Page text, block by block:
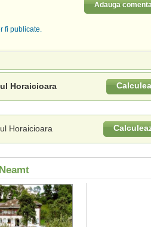
Adauga
fi publicate.
Horaicioara
Horaicioara